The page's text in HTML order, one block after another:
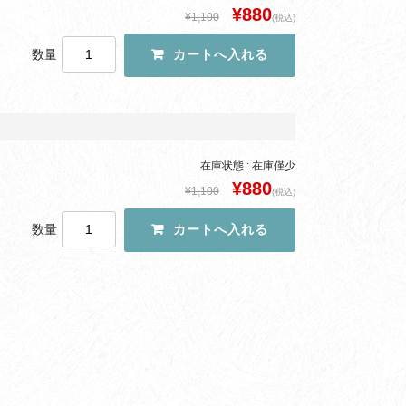
¥1,100 ¥880(税込)
数量
在庫状態 : 在庫僅少
¥1,100 ¥880(税込)
数量